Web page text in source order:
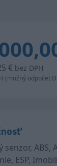
€ bez DPH
(možný odpočet
senzor,
ESP,